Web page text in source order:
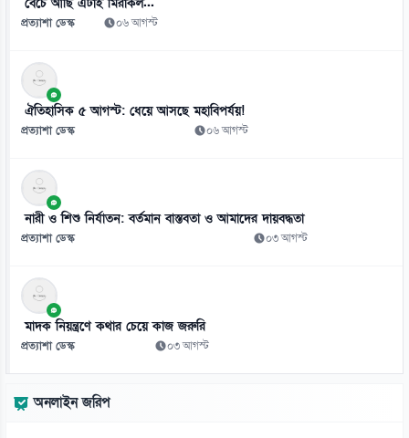
০৬ আগস্ট
প্রত্যাশা ডেস্ক ০৬ আগস্ট
ঐতিহাসিক ৫ আগস্ট: ধেয়ে আসছে মহাবিপর্যয়!
প্রত্যাশা ডেস্ক ০৬ আগস্ট
নারী ও শিশু নির্যাতন: বর্তমান বাস্তবতা ও আমাদের দায়বদ্ধতা
প্রত্যাশা ডেস্ক ০৩ আগস্ট
মাদক নিয়ন্ত্রণে কথার চেয়ে কাজ জরুরি
প্রত্যাশা ডেস্ক ০৩ আগস্ট
অনলাইন জরিপ